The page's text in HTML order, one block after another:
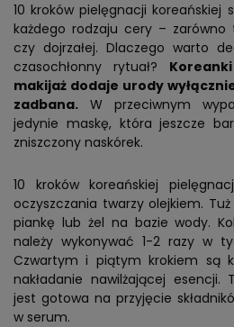
10 kroków pielęgnacji koreańskiej
każdego rodzaju cery – zarówno
czy dojrzałej. Dlaczego warto
czasochłonny rytuał?
makijaż dodaje urody
zadbana. W przeciwnym
jedynie maskę, która jeszcze
zniszczony naskórek.
10 kroków koreańskiej
oczyszczania twarzy olejkiem.
piankę lub żel na bazie wody.
należy wykonywać 1-2 razy w
Czwartym i piątym krokiem są
nakładanie nawilżającej esencji.
jest gotowa na przyjęcie
w serum.